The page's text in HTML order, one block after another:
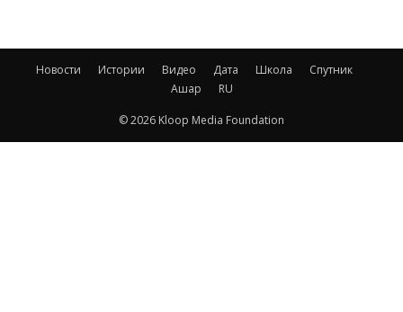
Новости Истории Видео Дата Школа
Спутник
Ашар
RU
© 2026 Kloop Media Foundation